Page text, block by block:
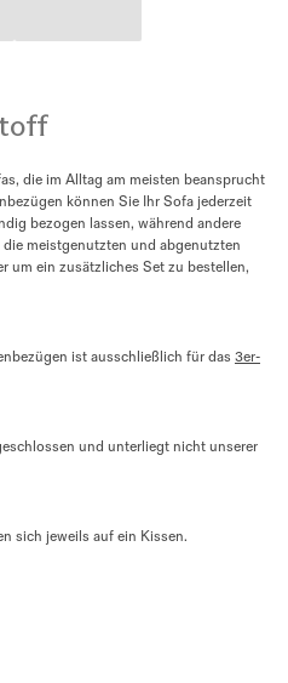
die im Alltag am meisten beansprucht
können Sie Ihr Sofa jederzeit
bezogen lassen, während andere
meistgenutzten und abgenutzten
um ein zusätzliches Set zu bestellen,
ist ausschließlich für das 3er-
und unterliegt nicht unserer
sich jeweils auf ein Kissen.